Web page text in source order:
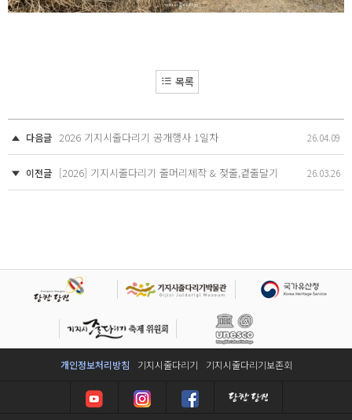
목록
다음글 2026 기지시줄다리기 공개행사 1일차 26.04.09
이전글 [2026] 기지시줄다리기 줄머리제작 & 젖줄,곁줄달기 26.03.26
개인정보처리방침 기지시줄다리기 기지시줄다리기보존회